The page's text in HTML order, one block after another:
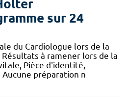
sur 24
du Cardiologue lors de la
à ramener lors de la
Pièce d'identité,
préparation n